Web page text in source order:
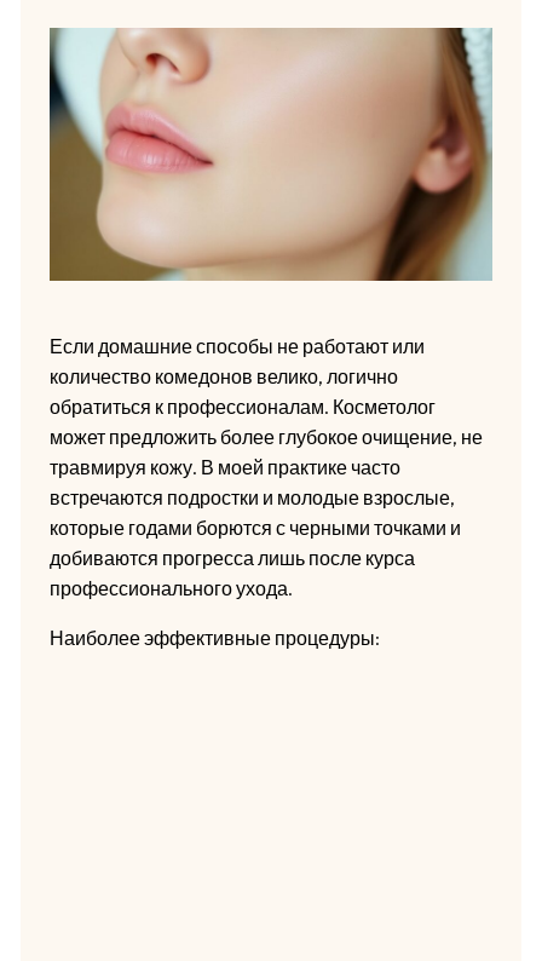
Если домашние способы не работают или
количество комедонов велико, логично
обратиться к профессионалам. Косметолог
может предложить более глубокое очищение, не
травмируя кожу. В моей практике часто
встречаются подростки и молодые взрослые,
которые годами борются с черными точками и
добиваются прогресса лишь после курса
профессионального ухода.
Наиболее эффективные процедуры: